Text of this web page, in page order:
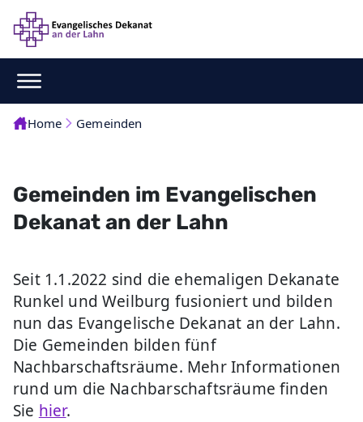
Home Gemeinden
Gemeinden im Evangelischen
Dekanat an der Lahn
Seit 1.1.2022 sind die ehemaligen Dekanate
Runkel und Weilburg fusioniert und bilden
nun das Evangelische Dekanat an der Lahn.
Die Gemeinden bilden fünf
Nachbarschaftsräume. Mehr Informationen
rund um die Nachbarschaftsräume finden
Sie hier.